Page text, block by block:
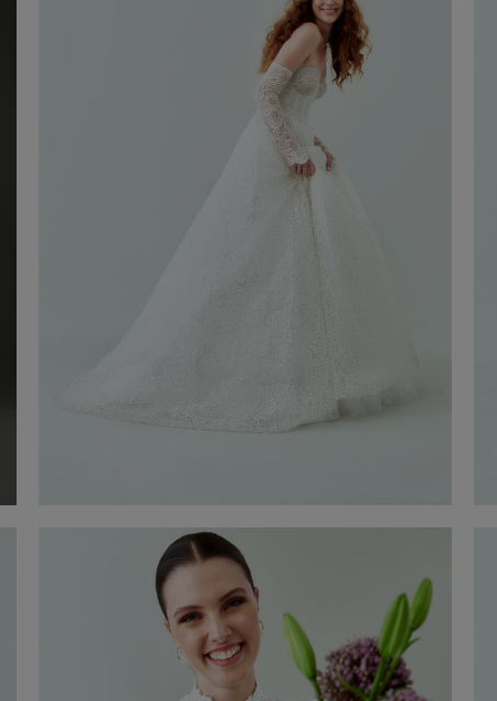
Vestit de Núvia Kamila
Descobrir ara